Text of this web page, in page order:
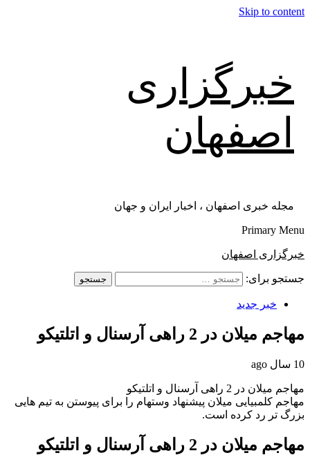
Skip to content
خبرگزاری
اصفهان
مجله خبری اصفهان ، اخبار ایران و جهان
Primary Menu
خبرگزاری اصفهان
جستجو برای:
خبر جدید
مهاجم میلان در 2 راهی آرسنال و اتلتیکو
10 سال ago
مهاجم میلان در 2 راهی آرسنال و اتلتیکو
مهاجم کلمبیایی میلان پیشنهاد وستهام را برای پیوستن به تیم هایی
بزرگ تر رد کرده است.
مهاجم میلان در 2 راهی آرسنال و اتلتیکو